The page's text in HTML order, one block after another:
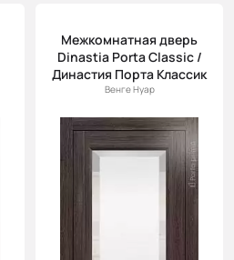
Межкомнатная дверь
Dinastia Porta Classic /
Династия Порта Классик
Венге Нуар